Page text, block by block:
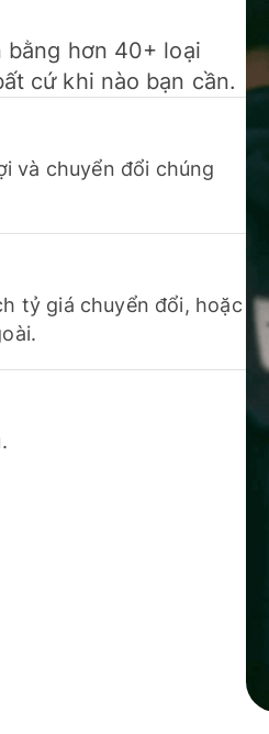
hơn 40+ loại
cứ khi nào bạn cần.
và chuyển đổi chúng
tỷ giá chuyển đổi, hoặc